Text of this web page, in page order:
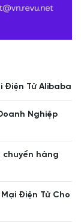
Điện Tử Alibaba
Nghiệp
chuyển hàng
Điện Tử Cho